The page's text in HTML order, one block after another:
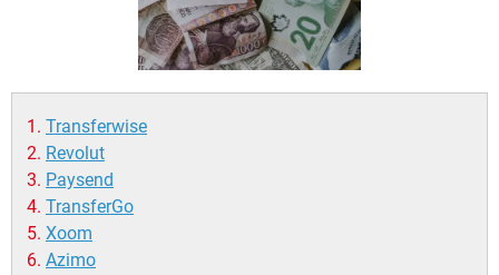
Transferwise
Revolut
Paysend
TransferGo
Xoom
Azimo